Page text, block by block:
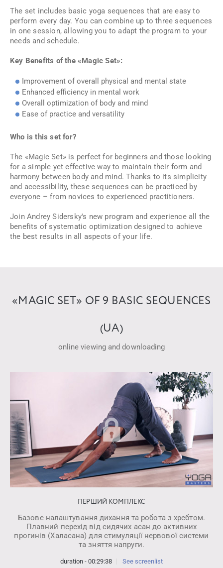
The set includes basic yoga sequences that are easy to
perform every day. You can combine up to three sequences
in one session, allowing you to adapt the program to your
needs and schedule.
Key Benefits of the «Magic Set»:
Improvement of overall physical and mental state
Enhanced efficiency in mental work
Overall optimization of body and mind
Ease of practice and versatility
Who is this set for?
The «Magic Set» is perfect for beginners and those looking
for a simple yet effective way to maintain their form and
harmony between body and mind. Thanks to its simplicity
and accessibility, these sequences can be practiced by
everyone – from novices to experienced practitioners.
Join Andrey Sidersky's new program and experience all the
benefits of systematic optimization designed to achieve
the best results in all aspects of your life.
«MAGIC SET» OF 9 BASIC SEQUENCES
(UA)
online viewing and downloading
ПЕРШИЙ КОМПЛЕКС
Базове налаштування дихання та робота з хребтом.
Плавний перехід від сидячих асан до активних
прогинів (Халасана) для стимуляції нервової системи
та зняття напруги.
duration - 00:29:38 See screenlist